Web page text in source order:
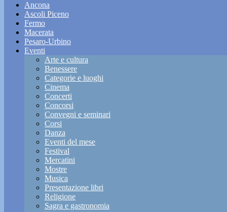
Ancona
Ascoli Piceno
Fermo
Macerata
Pesaro-Urbino
Eventi
Arte e cultura
Benessere
Categorie e luoghi
Cinema
Concerti
Concorsi
Convegni e seminari
Corsi
Danza
Eventi del mese
Festival
Mercatini
Mostre
Musica
Presentazione libri
Religione
Sagra e gastronomia